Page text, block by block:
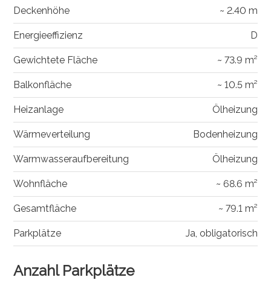
Deckenhöhe ~ 2.40 m
Energieeffizienz D
Gewichtete Fläche ~ 73.9 m²
Balkonfläche ~ 10.5 m²
Heizanlage Ölheizung
Wärmeverteilung Bodenheizung
Warmwasseraufbereitung Ölheizung
Wohnfläche ~ 68.6 m²
Gesamtfläche ~ 79.1 m²
Parkplätze Ja, obligatorisch
Anzahl Parkplätze